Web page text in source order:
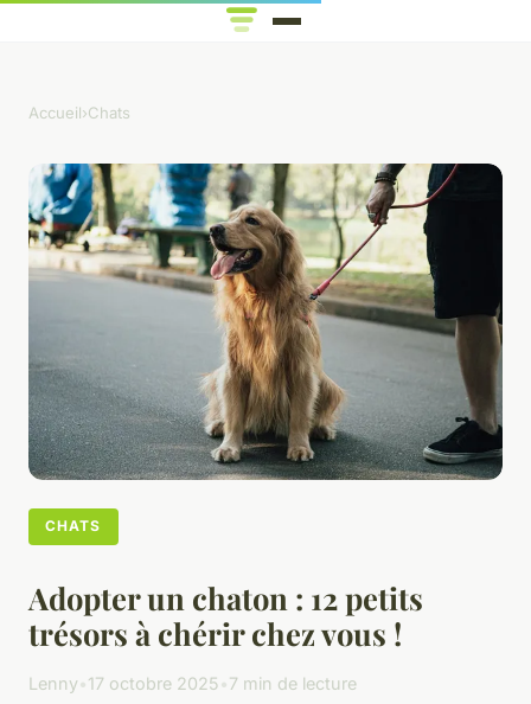
Accueil›Chats
CHATS
Adopter un chaton : 12 petits
trésors à chérir chez vous !
Lenny•17 octobre 2025•7 min de lecture